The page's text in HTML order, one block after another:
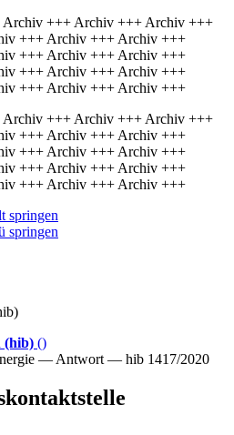
+++ Archiv +++ Archiv +++
+++ Archiv +++ Archiv +++
+++ Archiv +++ Archiv +++
+++ Archiv +++ Archiv +++
+++ Archiv +++ Archiv +++
+++ Archiv +++ Archiv +++
+++ Archiv +++ Archiv +++
+++ Archiv +++ Archiv +++
+++ Archiv +++ Archiv +++
+++ Archiv +++ Archiv +++
springen
springen
(hib) ()
— Antwort — hib 1417/2020